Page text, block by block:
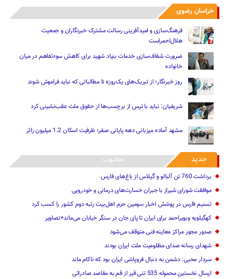
خراسان رضوی
فرهنگ‌سازی و امیدآفرینی رسالت‌ مشترک خبرنگاران و جمعیت
هلال‌احمراست
ضرورت شفاف‌سازی خدمات بنیاد شهید برای کاهش سوءتفاهم‌ در میان
خانواده
روز خبرنگار؛ از تبریک‌های یک‌روزه تا مطالباتی که نباید فراموش شوند
شریفیان: نباید با ترس از برچسب‌ها از حقوق ملت عقب‌نشینی کرد
مشهد آماده میزبانی دهه پایانی صفر؛ ظرفیت اسکان 1.2 میلیون زائر
جدید محبوب
برداشت 760 تن آلبالو و گیلاس از باغ‌های فارس
موافقت شورای شیراز با جبران خسارت‌های درمانی و خودرویی
تسنیم فارس در پوشش اخبار سومین حرم اهل‌بیت رتبه دوم کشور را کسب کرد
کهگیلویه وبویراحمد برای ایران تا پای جان در سنگر خیابان می‌ماند+تصاویر
صدور مجوز مراکز معاینه فنی متوقف می‌شود
شهدای رسانه صدای مظلومیت ملت ایران بودند
سردار محبی: دشمن به دنبال فروپاشی ایران بود که ناکام ماند
ارسال نخستین محموله 535 تنی قیر از قم به مقاصد صادراتی